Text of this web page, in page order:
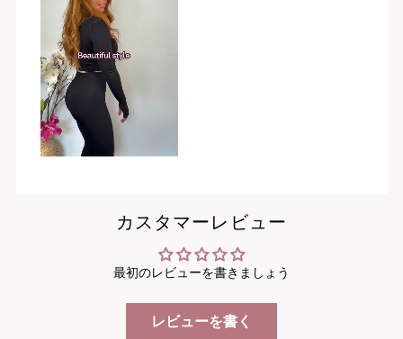
カスタマーレビュー
最初のレビューを書きましょう
レビューを書く